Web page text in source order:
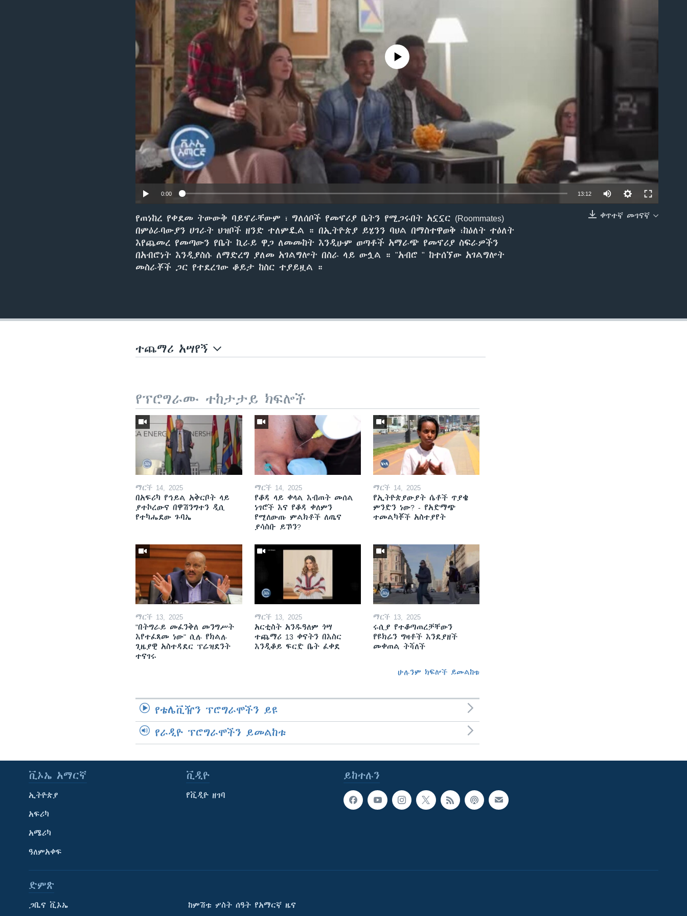
EMBED
No media source currently available
0:00 13:12
ቀጥተኛ መገናኛ
የጠነከረ የቀደመ ትውውቅ ባይኖራቸውም ፣ ግለሰቦች የመኖሪያ ቤትን የሚጋሩበት አኗኗር (Roommates)
በምዕራባውያን ሀገራት ህዝቦች ዘንድ ተለምዷል ። በኢትዮጵያ ይሄንን ባህል በማስተዋወቅ ፣ከዕለት ተዕለት
እየጨመረ የመጣውን የቤት ኪራይ ዋጋ ለመመከት እንዲሁም ወጣቶች አማራጭ የመኖሪያ ስፍራዎችን
በአብሮነት እንዲያስሱ ለማድረግ ያለመ አገልግሎት በስራ ላይ ውሏል ። "አብሮ " ከተሰኘው አገልግሎት
መስራቾች ጋር የተደረገው ቆይታ ከስር ተያይዟል ።
ተጨማሪ አሣየኝ
የፕሮግራሙ ተከታታይ ክፍሎች
ማርች 14, 2025
በአፍሪካ የኅይል አቅርቦት ላይ
ያተኮረውና በዋሽንግተን ዲሲ
የተካሔደው ጉባኤ
ማርች 14, 2025
የቆዳ ላይ ቀላል እብጠት መሰል
ነገሮች እና የቆዳ ቀለምን
የሚለውጡ ምልክቶች ለጤና
ያሳስቡ ይኾን?
ማርች 14, 2025
የኢትዮጵያውያት ሴቶች ጥያቄ
ምንድን ነው? - የአድማጭ
ተመልካቾች አስተያየት
ማርች 13, 2025
"በትግራይ መፈንቅለ መንግሥት
እየተፈጸመ ነው" ሲሉ የክልሉ
ጊዜያዊ አስተዳደር ፕሬዝደንት
ተናገሩ
ማርች 13, 2025
አርቲስት አንዱዓለም ጎሣ
ተጨማሪ 13 ቀናትን በእስር
እንዲቆይ ፍርድ ቤት ፈቀደ
ማርች 13, 2025
ሩሲያ የተቆጣጠረቻቸውን
የዩክሬን ግዛቶች እንደያዘች
መቀጠል ትሻለች
ሁሉንም ክፍሎች ይመልከቱ
የቴሌቪዥን ፕሮግራሞችን ይዩ
የራዲዮ ፕሮግራሞችን ይመልከቱ
ይከተሉን
ቪኦኤ አማርኛ
ኢትዮጵያ
አፍሪካ
አሜሪካ
ዓለምአቀፍ
ቪዲዮ
የቪዲዮ ዘገባ
ድምጽ
ጋቢና ቪኦኤ ከምሽቱ ሦስት ሰዓት የአማርኛ ዜና